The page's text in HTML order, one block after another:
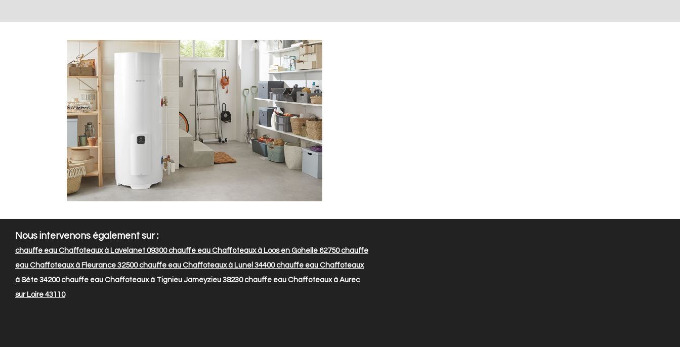
Nous intervenons également sur :
chauffe eau Chaffoteaux à Lavelanet 09300chauffe eau Chaffoteaux à Loos en Gohelle 62750chauffe
eau Chaffoteaux à Fleurance 32500chauffe eau Chaffoteaux à Lunel 34400chauffe eau Chaffoteaux
à Sète 34200chauffe eau Chaffoteaux à Tignieu Jameyzieu 38230chauffe eau Chaffoteaux à Aurec
sur Loire 43110